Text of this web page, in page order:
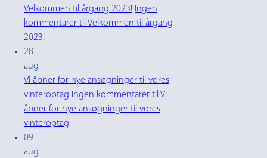
Velkommen til årgang 2023! Ingen
kommentarer til Velkommen til årgang
2023!
28
aug
Vi åbner for nye ansøgninger til vores
vinteroptag Ingen kommentarer til Vi
åbner for nye ansøgninger til vores
vinteroptag
09
aug